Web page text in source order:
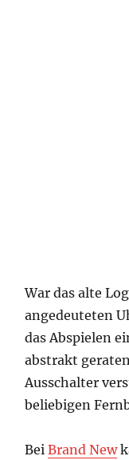
War das alte
angedeuteten
das Abspielen
abstrakt
Ausschalter
beliebigen
Bei Brand New